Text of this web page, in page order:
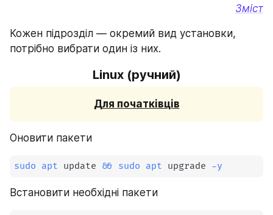
Зміст
Кожен підрозділ — окремий вид установки,
потрібно вибрати один із них.
Linux (ручний)
Для початківців
Оновити пакети
sudo apt update && sudo apt upgrade -y
Встановити необхідні пакети